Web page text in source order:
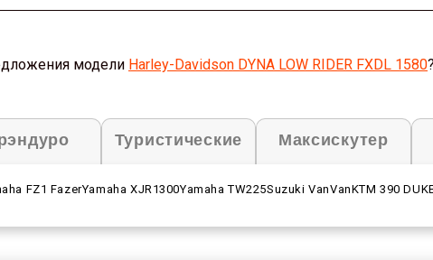
модели Harley-Davidson DYNA LOW RIDER FXDL 1580?
Туристические Максискутер
FZ1 FazerYamaha XJR1300Yamaha TW225Suzuki VanVanKTM 390